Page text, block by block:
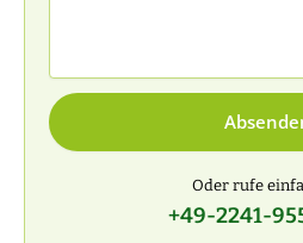
Oder rufe
+49-2241-